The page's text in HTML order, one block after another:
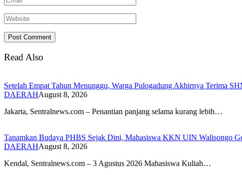
Read Also
Setelah Empat Tahun Menunggu, Warga Pulogadung Akhirnya Terima
DAERAHAugust 8, 2026
Jakarta, Sentralnews.com – Penantian panjang selama kurang lebih…
Tanamkan Budaya PHBS Sejak Dini, Mahasiswa KKN UIN Walisongo
DAERAHAugust 8, 2026
​Kendal, Sentralnews.com – 3 Agustus 2026 Mahasiswa Kuliah…